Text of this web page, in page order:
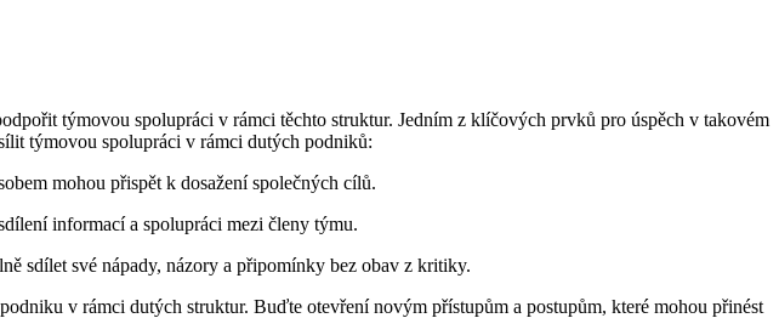
týmovou spolupráci v rámci těchto struktur. Jedním z klíčových prvků pro úspěch v takovém
týmovou spolupráci v rámci dutých podniků:
mohou přispět k dosažení společných cílů.
informací a spolupráci mezi členy týmu.
sdílet své nápady, názory a připomínky bez obav z kritiky.
v rámci dutých struktur. Buďte otevření novým přístupům a postupům, které mohou přinést